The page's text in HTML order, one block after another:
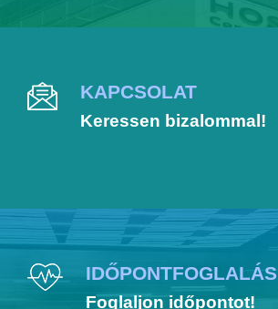
KAPCSOLAT
Keressen bizalommal!
IDŐPONTFOGLALÁS
Foglaljon időpontot!